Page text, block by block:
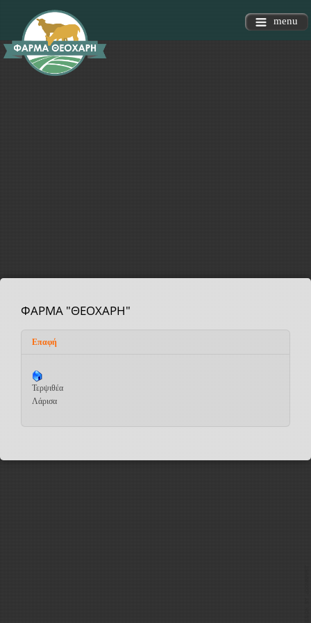
menu
ΦΑΡΜΑ "ΘΕΟΧΑΡΗ"
Επαφή
Τερψιθέα
Λάρισα